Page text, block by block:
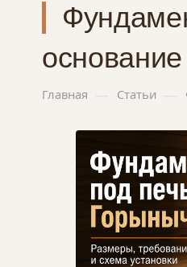
основание
Главная — Статьи —